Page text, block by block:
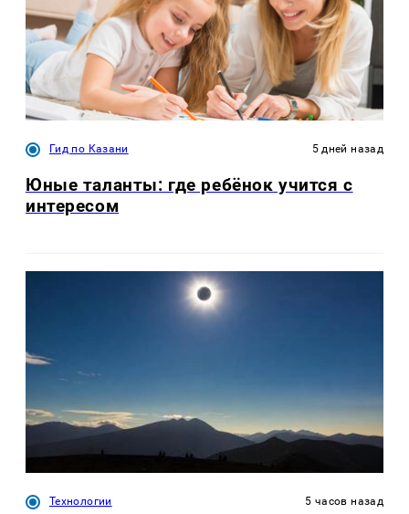
Гид по Казани 5 дней назад
Юные таланты: где ребёнок учится с
интересом
Технологии 5 часов назад